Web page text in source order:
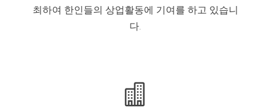
최하여 한인들의 상업활동에 기여를 하고 있습니
다.
